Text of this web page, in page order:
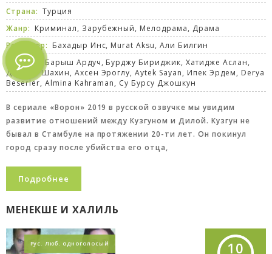
Страна: Турция
Жанр: Криминал, Зарубежный, Мелодрама, Драма
Режиссер: Бахадыр Инс, Murat Aksu, Али Билгин
В ролях:
Барыш Ардуч, Бурджу Бириджик, Хатидже Аслан,
Джанер Шахин, Ахсен Эроглу, Aytek Sayan, Ипек Эрдем, Derya
Beserler, Almina Kahraman, Су Бурсу Джошкун
В сериале «Ворон» 2019 в русской озвучке мы увидим
развитие отношений между Кузгуном и Дилой. Кузгун не
бывал в Стамбуле на протяжении 20-ти лет. Он покинул
город сразу после убийства его отца,
Подробнее
МЕНЕКШЕ И ХАЛИЛЬ
Рус. Люб. одноголосый 10